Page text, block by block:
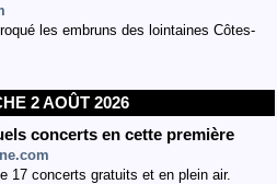
les embruns des lointaines Côtes-
2 AOÛT 2026
concerts en cette première
17 concerts gratuits et en plein air.